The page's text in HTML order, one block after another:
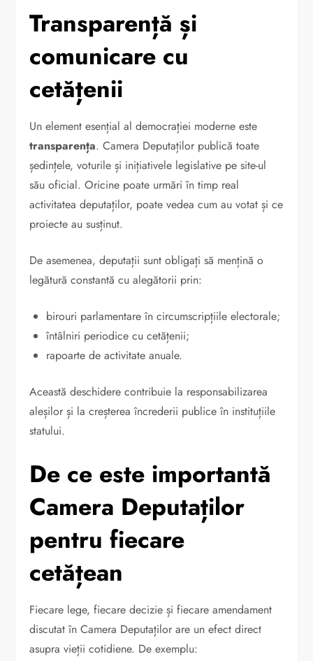
Transparență și
comunicare cu
cetățenii
Un element esențial al democrației moderne este
transparența. Camera Deputaților publică toate
ședințele, voturile și inițiativele legislative pe site-ul
său oficial. Oricine poate urmări în timp real
activitatea deputaților, poate vedea cum au votat și ce
proiecte au susținut.
De asemenea, deputații sunt obligați să mențină o
legătură constantă cu alegătorii prin:
birouri parlamentare în circumscripțiile electorale;
întâlniri periodice cu cetățenii;
rapoarte de activitate anuale.
Această deschidere contribuie la responsabilizarea
aleșilor și la creșterea încrederii publice în instituțiile
statului.
De ce este importantă
Camera Deputaților
pentru fiecare
cetățean
Fiecare lege, fiecare decizie și fiecare amendament
discutat în Camera Deputaților are un efect direct
asupra vieții cotidiene. De exemplu: